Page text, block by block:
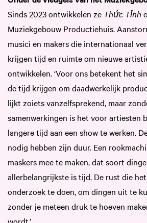
Sinds 2023 ontwikkelen ze Thức Tỉnh
Muziekgebouw Productiehuis.
musici en makers die internationaal
krijgen tijd en ruimte om nieuwe
ontwikkelen. ‘Voor ons betekent het
de tijd krijgen om daadwerkelijk
lijkt zoiets vanzelfsprekend, maar
samenwerkingen is het voor artiesten
langere tijd aan een show te werken.
nodig hebben zijn duur. Een
maskers mee te maken, dat soort
allerbelangrijkste is tijd. De rust die
onderzoek te doen, om dingen uit te
zonder je meteen druk te hoeven
wordt.’